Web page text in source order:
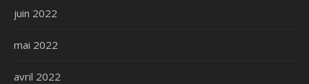
juin 2022
mai 2022
avril 2022